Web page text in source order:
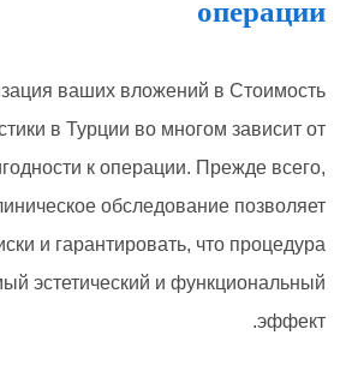
операции
ваших вложений в Стоимость
в Турции во многом зависит от
к операции. Прежде всего,
обследование позволяет
и гарантировать, что процедура
эстетический и функциональный
эффект.